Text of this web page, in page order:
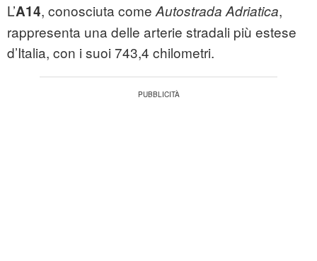
L’A14, conosciuta come Autostrada Adriatica,
rappresenta una delle arterie stradali più estese
d’Italia, con i suoi 743,4 chilometri.